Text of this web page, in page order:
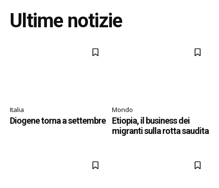
Ultime notizie
Italia
Diogene torna a settembre
Mondo
Etiopia, il business dei
migranti sulla rotta saudita